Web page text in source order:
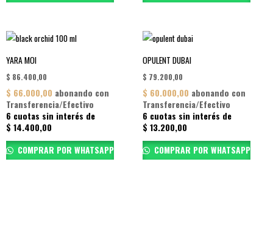
YARA MOI
$ 86.400,00
$ 66.000,00 abonando con
Transferencia/Efectivo
6 cuotas sin interés de
$ 14.400,00
COMPRAR POR WHATSAPP
OPULENT DUBAI
$ 79.200,00
$ 60.000,00 abonando con
Transferencia/Efectivo
6 cuotas sin interés de
$ 13.200,00
COMPRAR POR WHATSAPP